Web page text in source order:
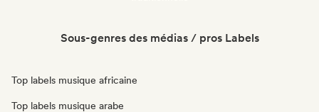
Sous-genres des médias / pros Labels
Top labels musique africaine
Top labels musique arabe